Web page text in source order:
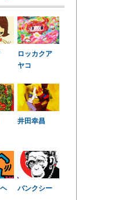
ロッカクア
ヤコ
井田幸昌
バンクシー